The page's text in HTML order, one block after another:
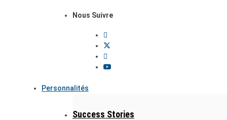
Nous Suivre
Personnalités
Success Stories